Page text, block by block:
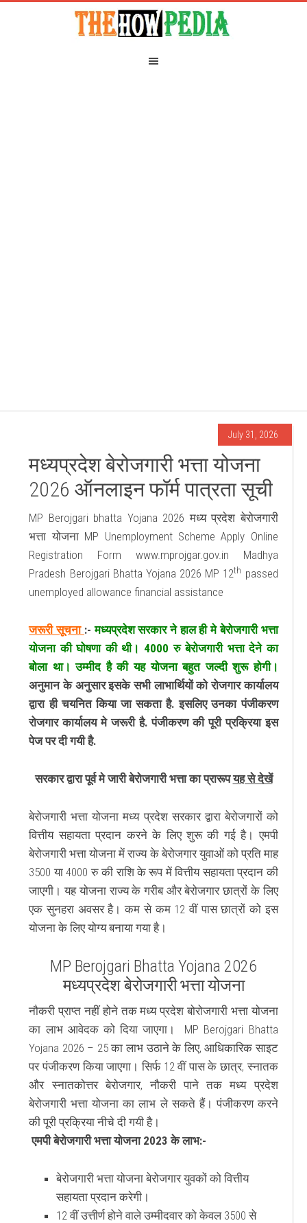
July 31, 2026
मध्यप्रदेश बेरोजगारी भत्ता योजना
2026 ऑनलाइन फॉर्म पात्रता सूची
MP Berojgari bhatta Yojana 2026 मध्य प्रदेश बेरोजगारी
भत्ता योजना MP Unemployment Scheme Apply Online
Registration Form www.mprojgar.gov.in Madhya
Pradesh Berojgari Bhatta Yojana 2026 MP 12th passed
unemployed allowance financial assistance
जरूरी सूचना :-मध्यप्रदेश सरकार ने हाल ही मे बेरोजगारी भत्ता
योजना की घोषणा की थी। 4000 रु बेरोजगारी भत्ता देने का
बोला था। उम्मीद है की यह योजना बहुत जल्दी शुरू होगी।
अनुमान के अनुसार इसके सभी लाभार्थियों को रोजगार कार्यालय
द्वारा ही चयनित किया जा सकता है. इसलिए उनका पंजीकरण
रोजगार कार्यालय मे जरूरी है. पंजीकरण की पूरी प्रक्रिया इस
पेज पर दी गयी है.
सरकार द्वारा पूर्व मे जारी बेरोजगारी भत्ता का प्रारूपयह से देखें
बेरोजगारी भत्ता योजना मध्य प्रदेश सरकार द्वारा बेरोजगारों को
वित्तीय सहायता प्रदान करने के लिए शुरू की गई है। एमपी
बेरोजगारी भत्ता योजना में राज्य के बेरोजगार युवाओं को प्रति माह
3500 या 4000 रु की राशि के रूप में वित्तीय सहायता प्रदान की
जाएगी। यह योजना राज्य के गरीब और बेरोजगार छात्रों के लिए
एक सुनहरा अवसर है। कम से कम 12 वीं पास छात्रों को इस
योजना के लिए योग्य बनाया गया है।
MP Berojgari Bhatta Yojana 2026
मध्यप्रदेश बेरोजगारी भत्ता योजना
नौकरी प्राप्त नहीं होने तक मध्य प्रदेश बोरोजगारी भत्ता योजना
का लाभ आवेदक को दिया जाएगा।
MP Berojgari Bhatta
Yojana 2026 – 25 का लाभ उठाने के लिए, आधिकारिक साइट
पर पंजीकरण किया जाएगा। सिर्फ 12 वीं पास के छात्र, स्नातक
और स्नातकोत्तर बेरोजगार, नौकरी पाने तक मध्य प्रदेश
बेरोजगारी भत्ता योजना का लाभ ले सकते हैं। पंजीकरण करने
की पूरी प्रक्रिया नीचे दी गयी है।
एमपीबेरोजगारी भत्ता योजना2023 के लाभ:-
बेरोजगारी भत्ता योजनाबेरोजगार युवकों को वित्तीय
सहायता प्रदान करेगी।
12 वीं उत्तीर्ण होने वाले उम्मीदवार को केवल 3500 से